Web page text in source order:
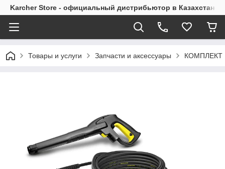
Karcher Store - официальный дистрибьютор в Казахстане
Товары и услуги Запчасти и аксессуары